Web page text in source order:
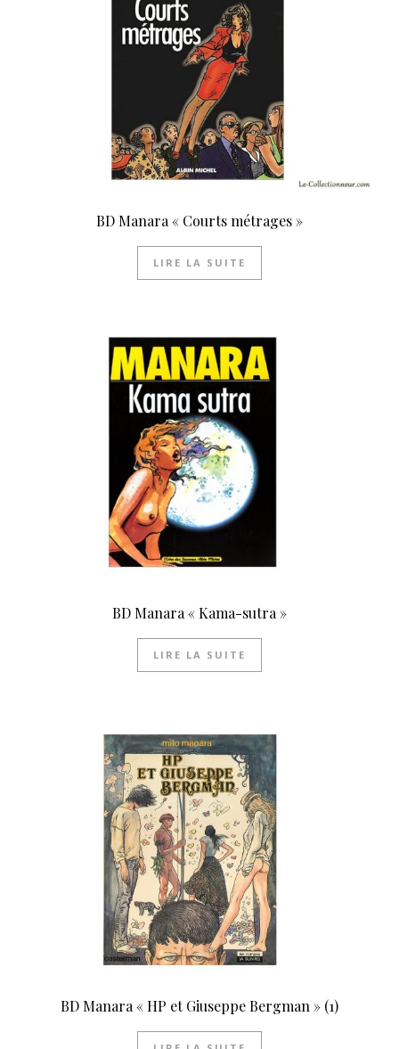
BD Manara « Courts métrages »
LIRE LA SUITE
BD Manara « Kama-sutra »
LIRE LA SUITE
BD Manara « HP et Giuseppe Bergman » (1)